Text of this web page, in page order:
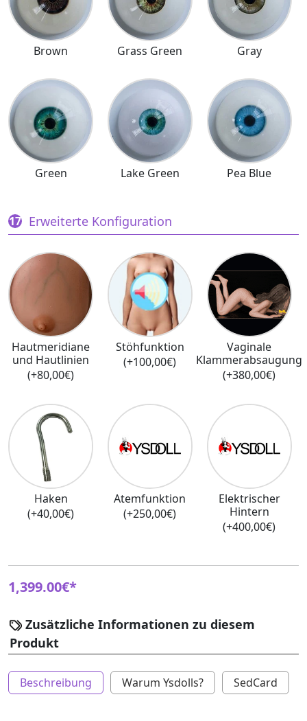
Brown Grass Green Gray
Green Lake Green Pea Blue
Erweiterte Konfiguration
Hautmeridiane
und Hautlinien
(+80,00€)
Stöhfunktion
(+100,00€)
Vaginale
Klammerabsaugung
(+380,00€)
Haken
(+40,00€)
Atemfunktion
(+250,00€)
Elektrischer
Hintern
(+400,00€)
1,399.00€*
Zusätzliche Informationen zu diesem
Produkt
Beschreibung Warum Ysdolls? SedCard